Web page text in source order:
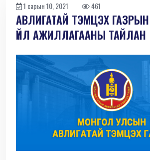
1 сарын 10, 2021 461
АВЛИГАТАЙ ТЭМЦЭХ
ҮЙЛ АЖИЛЛАГААНЫ ТАЙЛАН